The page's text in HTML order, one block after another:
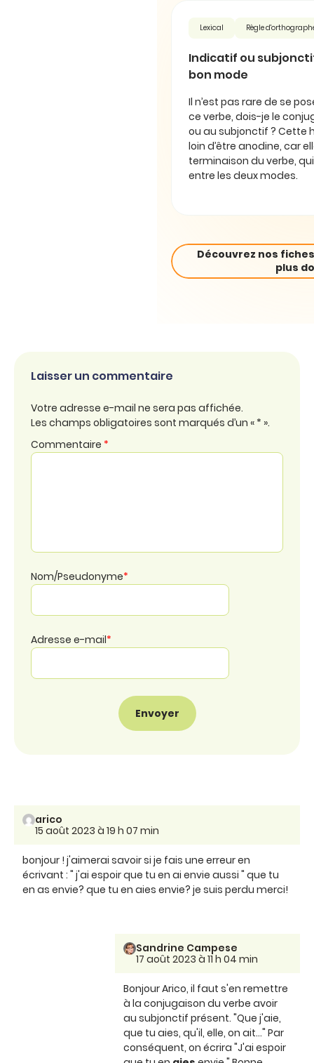
Lexical Règle
Indicatif ou
bon mode
Il n’est pas rare de se
ce verbe, dois-je le
ou au subjonctif ? Cette
loin d’être anodine, car
terminaison du verbe,
entre les deux modes.
Découvrez nos
plus
Laisser un commentaire
Votre adresse e-mail ne sera pas affichée.
Les champs obligatoires sont marqués d’un « * ».
Commentaire *
Nom/Pseudonyme*
Adresse e-mail*
arico
15 août 2023 à 19 h 07 min
bonjour ! j'aimerai savoir si je fais une erreur en
écrivant : " j'ai espoir que tu en ai envie aussi " que tu
en as envie? que tu en aies envie? je suis perdu merci!
Sandrine Campese
17 août 2023 à 11 h 04 min
Bonjour Arico, il faut s'en remettre
à la conjugaison du verbe avoir
au subjonctif présent. "Que j'aie,
que tu aies, qu'il, elle, on ait..." Par
conséquent, on écrira "J'ai espoir